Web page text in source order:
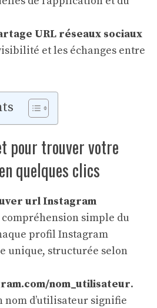
URL réseaux sociaux
et les échanges entre
pour trouver votre
quelques clics
url Instagram
simple du
profil Instagram
unique, structurée selon
nom_utilisateur.
nom d’utilisateur signifie